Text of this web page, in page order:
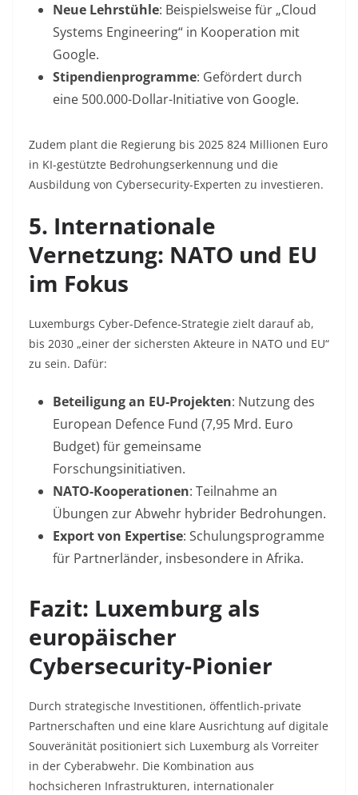
Neue Lehrstühle: Beispielsweise für „Cloud
Systems Engineering“ in Kooperation mit
Google.
Stipendienprogramme: Gefördert durch
eine 500.000-Dollar-Initiative von Google.
Zudem plant die Regierung bis 2025 824 Millionen Euro
in KI-gestützte Bedrohungserkennung und die
Ausbildung von Cybersecurity-Experten zu investieren.
5. Internationale
Vernetzung: NATO und EU
im Fokus
Luxemburgs Cyber-Defence-Strategie zielt darauf ab,
bis 2030 „einer der sichersten Akteure in NATO und EU“
zu sein. Dafür:
Beteiligung an EU-Projekten: Nutzung des
European Defence Fund (7,95 Mrd. Euro
Budget) für gemeinsame
Forschungsinitiativen.
NATO-Kooperationen: Teilnahme an
Übungen zur Abwehr hybrider Bedrohungen.
Export von Expertise: Schulungsprogramme
für Partnerländer, insbesondere in Afrika.
Fazit: Luxemburg als
europäischer
Cybersecurity-Pionier
Durch strategische Investitionen, öffentlich-private
Partnerschaften und eine klare Ausrichtung auf digitale
Souveränität positioniert sich Luxemburg als Vorreiter
in der Cyberabwehr. Die Kombination aus
hochsicheren Infrastrukturen, internationaler